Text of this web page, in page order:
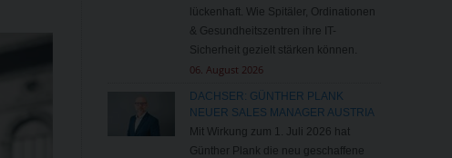
lückenhaft. Wie Spitäler, Ordinationen
& Gesundheitszentren ihre IT-
Sicherheit gezielt stärken können.
06. August 2026
DACHSER: GÜNTHER PLANK
NEUER SALES MANAGER AUSTRIA
Mit Wirkung zum 1. Juli 2026 hat
Günther Plank die neu geschaffene